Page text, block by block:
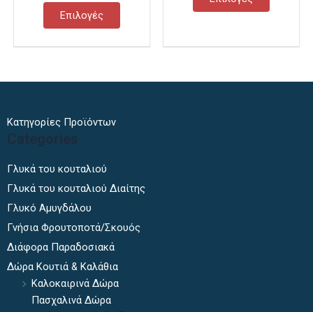
Επιλογές
σελίδα
του
στη
του
Κατηγορίες Προϊόντων
Categories
Γλυκά του κουταλιού
Γλυκά του κουταλιού Διαίτης
Γλυκό Αμυγδάλου
Γνήσια Φρουτοποτά/Σκουός
Διάφορα Παραδοσιακά
Δώρα Κουτιά & Καλάθια
Καλοκαιρινά Δώρα
Πασχαλινά Δώρα